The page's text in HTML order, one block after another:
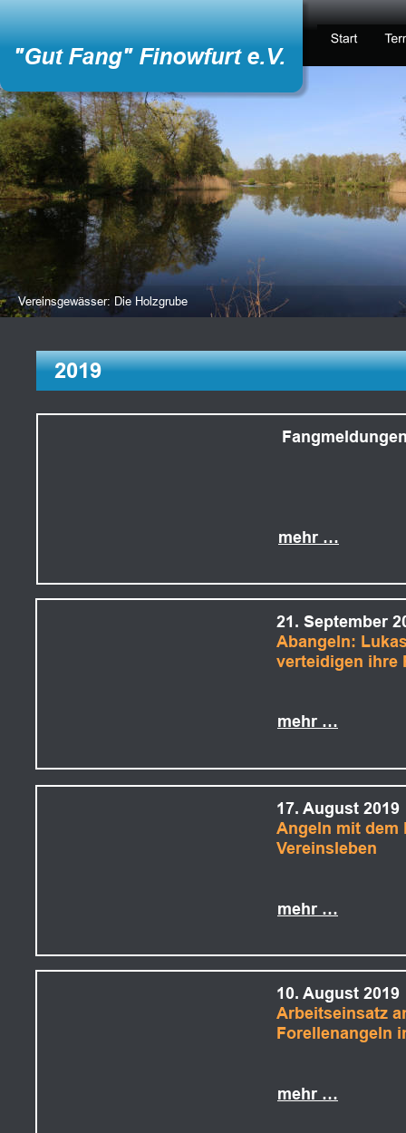
2019
"Gut Fang" Finowfurt e.V.
Vereinsgewässer: Die Holzgrube
10. August 2019
Arbeitseinsatz
Forellenangeln
mehr …
17. August 2019
Angeln mit dem
Vereinsleben
mehr …
21. September
Abangeln:
verteidigen ihre
mehr …
mehr …